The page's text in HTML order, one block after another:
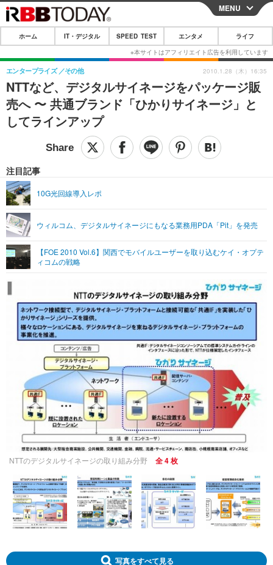
CLOSE
ホーム
IT・デジタル
IT・デジタルTOP スマートフォン
ネタ
ショッピング その他
SPEED TEST
エンタメ
エンタメTOP 映画・ドラマ
音楽
ペット
リリース一覧
プッシュ通知の停止方法
MENU
ホーム IT・デジタル SPEED TEST エンタメ ライフ
NTTなど、デジタルサイネージをパッケージ販
売へ 〜 共通ブランド「ひかりサイネージ」と
してラインアップ
エンタープライズ その他
注目記事
10G光回線導入レポ
ウィルコム、デジタルサイネージにもなる業務用PDA「Pit」を発売
【FOE 2010 Vol.6】関西でモバイルユーザーを取り込むケイ・オプテ
ィコムの戦略
2010.1.28（木）16:35
NTTのデジタルサイネージの取り組み分野 全 4 枚
写真をすべて見る